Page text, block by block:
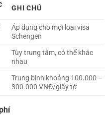
GHI CHÚ
Áp dụng cho mọi loại visa
Schengen
Tùy trung tâm, có thể khác
nhau
Trung bình khoảng 100.000 –
300.000 VNĐ/giấy tờ